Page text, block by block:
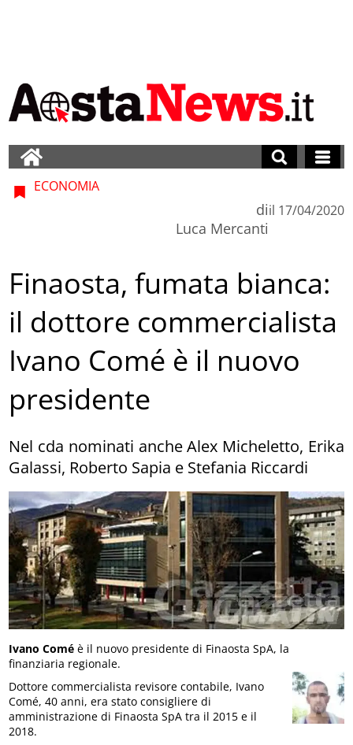
ECONOMIA
di
Luca Mercanti
il 17/04/2020
Finaosta, fumata bianca:
il dottore commercialista
Ivano Comé è il nuovo
presidente
Nel cda nominati anche Alex Micheletto, Erika
Galassi, Roberto Sapia e Stefania Riccardi
Ivano Comé è il nuovo presidente di Finaosta SpA, la
finanziaria regionale.
Dottore commercialista revisore contabile, Ivano
Comé, 40 anni, era stato consigliere di
amministrazione di Finaosta SpA tra il 2015 e il
2018.